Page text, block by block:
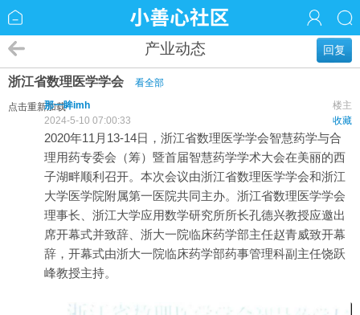
回复
产业动态
浙江省数理医学学会 看全部
点击重新加载 楼主
那一眸imh
收藏
2024-5-10 07:00:33
2020年11月13-14日， 浙江省数理医学学会智慧药学与合
理用药专委会（筹）暨首届智慧药学学术大会在美丽的西
子湖畔顺利召开。本次会议由浙江省数理医学学会和浙江
大学医学院附属第一医院共同主办。浙江省数理医学学会
理事长、浙江大学应用数学研究所所长孔德兴教授应邀出
席开幕式并致辞、浙大一院临床药学部主任赵青威致开幕
辞，开幕式由浙大一院临床药学部药事管理科副主任饶跃
峰教授主持。